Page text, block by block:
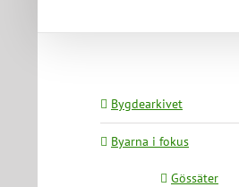
Bygdearkivet
Byarna i fokus
Gössäter